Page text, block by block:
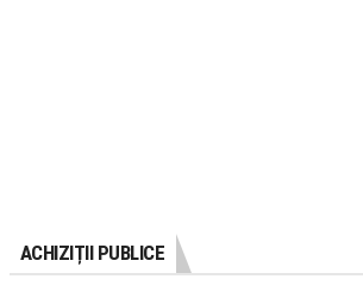
ACHIZIȚII PUBLICE